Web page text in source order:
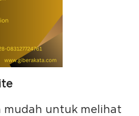
mudah untuk melihat